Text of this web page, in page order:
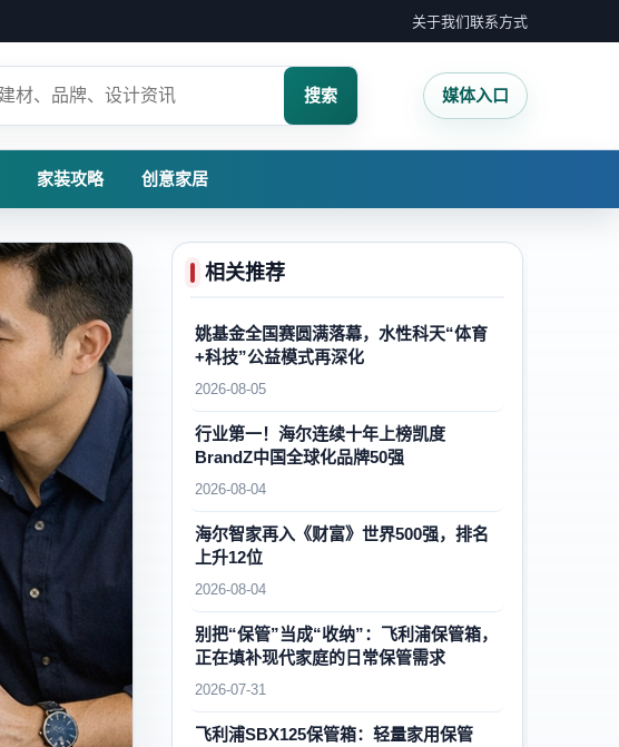
关于我们联系方式
搜索 媒体入口
家装攻略 创意家居
相关推荐
姚基金全国赛圆满落幕，水性科天“体育
+科技”公益模式再深化
2026-08-05
行业第一！海尔连续十年上榜凯度
BrandZ中国全球化品牌50强
2026-08-04
海尔智家再入《财富》世界500强，排名
上升12位
2026-08-04
别把“保管”当成“收纳”：飞利浦保管箱，
正在填补现代家庭的日常保管需求
2026-07-31
飞利浦SBX125保管箱：轻量家用保管